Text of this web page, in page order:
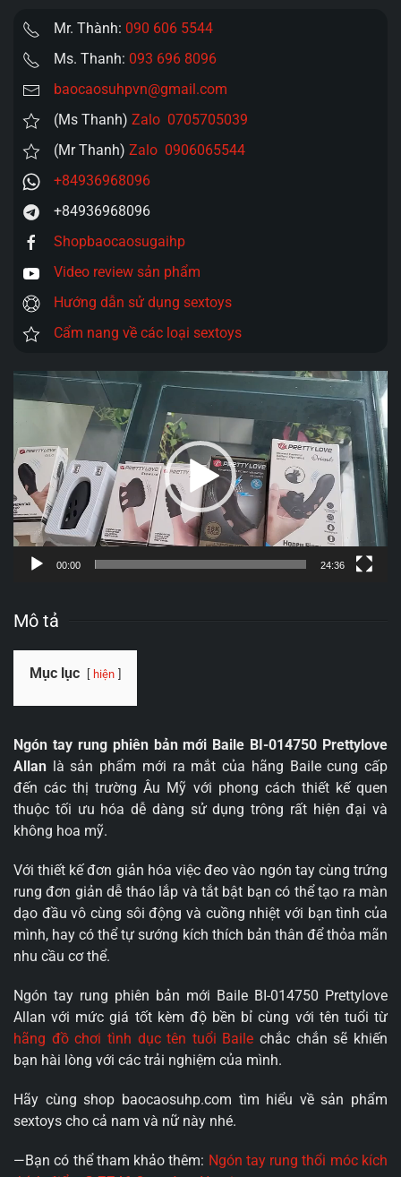
Mr. Thành: 090 606 5544
Ms. Thanh: 093 696 8096
baocaosuhpvn@gmail.com
(Ms Thanh) Zalo 0705705039
(Mr Thanh) Zalo 0906065544
+84936968096
+84936968096
Shopbaocaosugaihp
Video review sản phẩm
Hướng dẫn sử dụng sextoys
Cẩm nang về các loại sextoys
Trình
chơi
Video
00:00 24:36
Mô tả
Mục lục hiện
Ngón tay rung phiên bản mới Baile BI-014750 Prettylove
Allan là sản phẩm mới ra mắt của hãng Baile cung cấp
đến các thị trường Âu Mỹ với phong cách thiết kế quen
thuộc tối ưu hóa dễ dàng sử dụng trông rất hiện đại và
không hoa mỹ.
Với thiết kế đơn giản hóa việc đeo vào ngón tay cùng trứng
rung đơn giản dễ tháo lắp và tắt bật bạn có thể tạo ra màn
dạo đầu vô cùng sôi động và cuồng nhiệt với bạn tình của
mình, hay có thể tự sướng kích thích bản thân để thỏa mãn
nhu cầu cơ thể.
Ngón tay rung phiên bản mới Baile BI-014750 Prettylove
Allan với mức giá tốt kèm độ bền bỉ cùng với tên tuổi từ
hãng đồ chơi tình dục tên tuổi Baile chắc chắn sẽ khiến
bạn hài lòng với các trải nghiệm của mình.
Hãy cùng shop baocaosuhp.com tìm hiểu về sản phẩm
sextoys cho cả nam và nữ này nhé.
—Bạn có thể tham khảo thêm: Ngón tay rung thổi móc kích